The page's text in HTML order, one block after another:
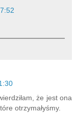
że jest ona
otrzymałyśmy.